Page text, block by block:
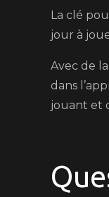
La clé
jour à
Avec de
dans
jouant et